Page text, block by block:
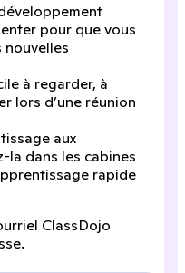
pour que vous
nouvelles
à regarder, à
lors d’une réunion
aux
la dans les cabines
rapide
ClassDojo